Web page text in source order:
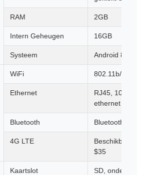
RAM 2GB
Intern Geheugen 16GB
Systeem Android 8.1
WiFi 802.11b/g/n
Ethernet
RJ45, 10M/
ethernet
Bluetooth Bluetooth 4.0
4G LTE
Beschikbaar
$35
Kaartslot
SD,